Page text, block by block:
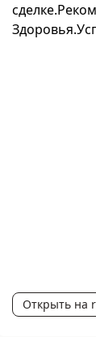
Открыть на